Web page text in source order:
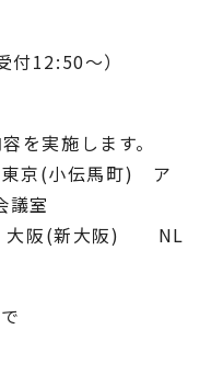
12:50～）
を実施します。
京(小伝馬町) ア
議室
大阪(新大阪) NL